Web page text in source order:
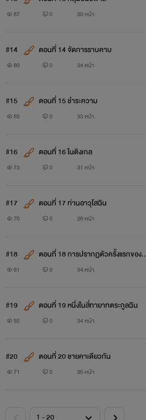
87 0 30 หน้า
#14 ตอนที่ 14 จัดการราบคาบ
80 0 34 หน้า
#15 ตอนที่ 15 ชำระความ
83 0 33 หน้า
#16 ตอนที่ 16 ไนติงเกล
73 0 31 หน้า
#17 ตอนที่ 17 ท่านอาวุโสฉิน
70 0 28 หน้า
#18
ตอนที่ 18 การปรากฏตัวครั้งแรกของส
กุลฮั่ว
81 0 34 หน้า
#19 ตอนที่ 19 หนึ่งในสี่ทายาทตระกูลฉิน
92 0 34 หน้า
#20 ตอนที่ 20 ชายคาเดียวกัน
71 0 35 หน้า